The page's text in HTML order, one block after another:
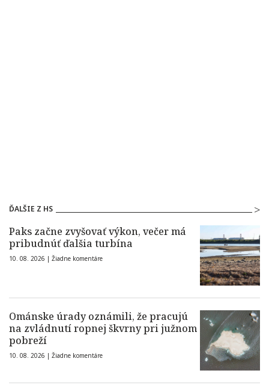
ĎALŠIE Z HS
Paks začne zvyšovať výkon, večer má
pribudnúť ďalšia turbína
10. 08. 2026 | Žiadne komentáre
Ománske úrady oznámili, že pracujú
na zvládnutí ropnej škvrny pri južnom
pobreží
10. 08. 2026 | Žiadne komentáre